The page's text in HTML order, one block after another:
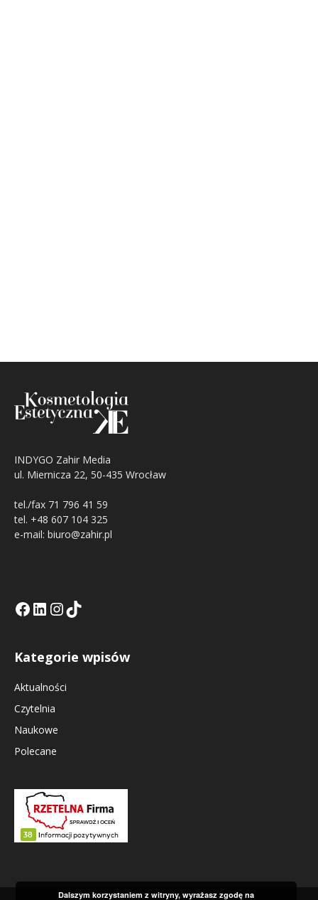
INDYGO Zahir Media
ul. Miernicza 22, 50-435 Wrocław
tel./fax 71 796 41 59
tel. +48 607 104 325
e-mail: biuro@zahir.pl
Facebook
LinkedIn
Tik Tok KEInstagramm KE
Kategorie wpisów
Aktualności
Czytelnia
Naukowe
Polecane
Dalszym korzystaniem z witryny, wyrażasz zgodę na